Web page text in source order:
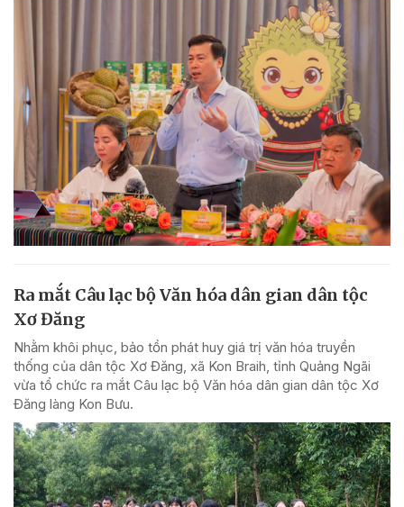
Ra mắt Câu lạc bộ Văn hóa dân gian dân tộc
Xơ Đăng
Nhằm khôi phục, bảo tồn phát huy giá trị văn hóa truyền
thống của dân tộc Xơ Đăng, xã Kon Braih, tỉnh Quảng Ngãi
vừa tổ chức ra mắt Câu lạc bộ Văn hóa dân gian dân tộc Xơ
Đăng làng Kon Bưu.